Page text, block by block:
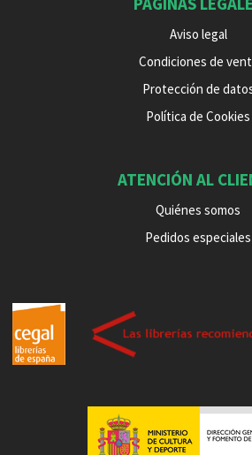
Aviso legal
Condiciones de
Protección de
Política de Cookies
ATENCIÓN AL
Quiénes somos
Pedidos especiales